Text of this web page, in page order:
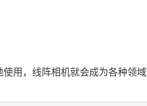
，线阵相机就会成为各种领域